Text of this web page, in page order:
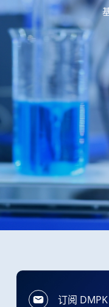
订阅